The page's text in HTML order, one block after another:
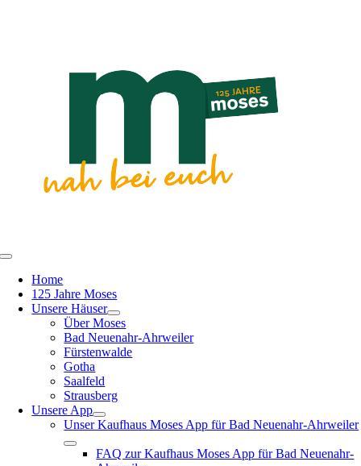
Toggle
NavigationHome
125 Jahre Moses
Unsere Häuser
Über Moses
Bad Neuenahr-Ahrweiler
Fürstenwalde
Gotha
Saalfeld
Strausberg
Unsere App
Unser Kaufhaus Moses App für Bad Neuenahr-Ahrweiler
FAQ zur Kaufhaus Moses App für Bad Neuenahr-